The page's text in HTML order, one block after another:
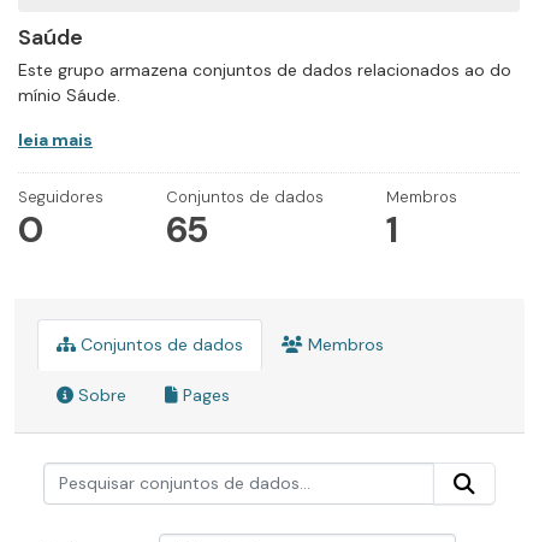
Saúde
Este grupo armazena conjuntos de dados relacionados ao do
mínio Sáude.
leia mais
Seguidores
0
Conjuntos de dados
65
Membros
1
Conjuntos de dados Membros
Sobre Pages